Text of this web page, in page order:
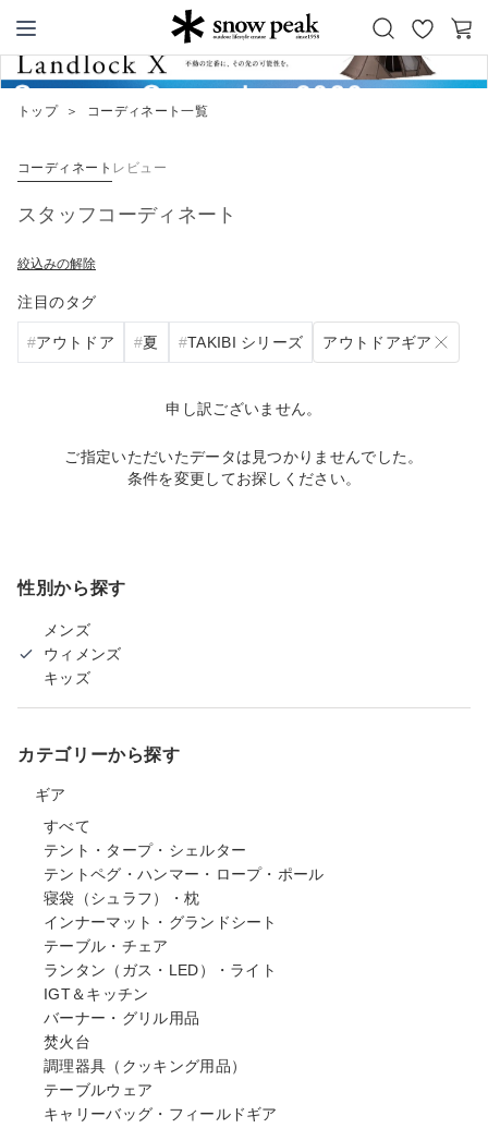
Snow Peak
お
気
カ
ー
トップ ＞ コーディネート一覧
コーディネート レビュー
スタッフコーディネート
絞込みの解除
注目のタグ
アウトドア 夏 TAKIBI シリーズ アウトドアギア
申し訳ございません。
ご指定いただいたデータは見つかりませんでした。
条件を変更してお探しください。
性別から探す
メンズ
ウィメンズ
キッズ
カテゴリーから探す
ギア
すべて
テント・タープ・シェルター
テントペグ・ハンマー・ロープ・ポール
寝袋（シュラフ）・枕
インナーマット・グランドシート
テーブル・チェア
ランタン（ガス・LED）・ライト
IGT＆キッチン
バーナー・グリル用品
焚火台
調理器具（クッキング用品）
テーブルウェア
キャリーバッグ・フィールドギア